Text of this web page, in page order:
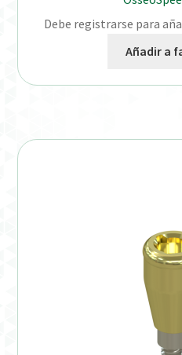
Debe registrarse para
Añadir a